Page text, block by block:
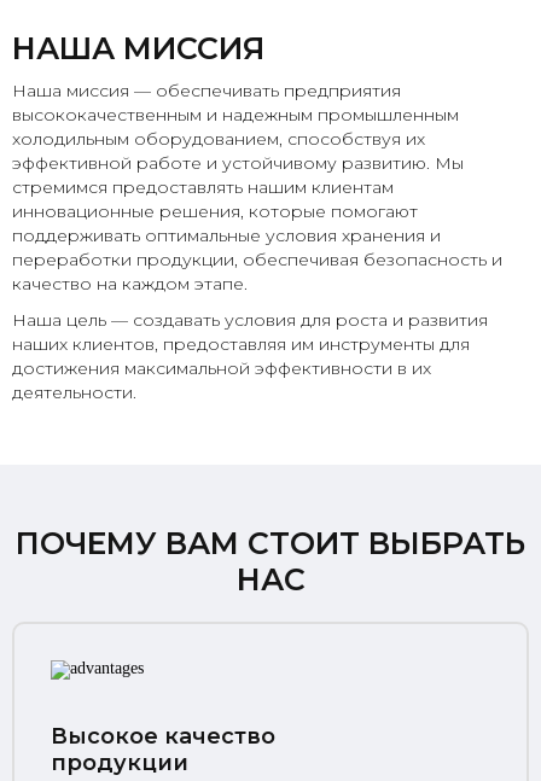
НАША МИССИЯ
Наша миссия — обеспечивать предприятия
высококачественным и надежным промышленным
холодильным оборудованием, способствуя их
эффективной работе и устойчивому развитию. Мы
стремимся предоставлять нашим клиентам
инновационные решения, которые помогают
поддерживать оптимальные условия хранения и
переработки продукции, обеспечивая безопасность и
качество на каждом этапе.
Наша цель — создавать условия для роста и развития
наших клиентов, предоставляя им инструменты для
достижения максимальной эффективности в их
деятельности.
ПОЧЕМУ ВАМ СТОИТ ВЫБРАТЬ
НАС
Высокое качество
продукции